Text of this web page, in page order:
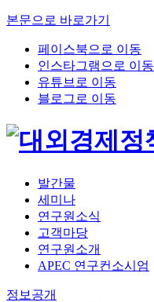
본문으로 바로가기
페이스북으로 이동
인스타그램으로 이동
유튜브로 이동
블로그로 이동
발간물
세미나
연구원소식
고객마당
연구원소개
APEC 연구컨소시엄
정보공개